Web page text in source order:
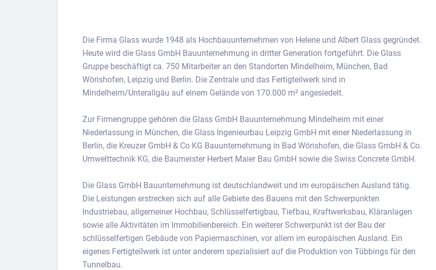
Die Firma Glass wurde 1948 als Hochbauunternehmen von Helene und Albert Glass gegründet.
Heute wird die Glass GmbH Bauunternehmung in dritter Generation fortgeführt. Die Glass
Gruppe beschäftigt ca. 750 Mitarbeiter an den Standorten Mindelheim, München, Bad
Wörishofen, Leipzig und Berlin. Die Zentrale und das Fertigteilwerk sind in
Mindelheim/Unterallgäu auf einem Gelände von 170.000 m² angesiedelt.
Zur Firmengruppe gehören die Glass GmbH Bauunternehmung Mindelheim mit einer
Niederlassung in München, die Glass Ingenieurbau Leipzig GmbH mit einer Niederlassung in
Berlin, die Kreuzer GmbH & Co KG Bauunternehmung in Bad Wörishofen, die Glass GmbH & Co.
Umwelttechnik KG, die Baumeister Herbert Maier Bau GmbH sowie die Swiss Concrete GmbH.
Die Glass GmbH Bauunternehmung ist deutschlandweit und im europäischen Ausland tätig.
Die Leistungen erstrecken sich auf alle Gebiete des Bauens mit den Schwerpunkten
Industriebau, allgemeiner Hochbau, Schlüsselfertigbau, Tiefbau, Kraftwerksbau, Kläranlagen
sowie alle Aktivitäten im Immobilienbereich. Ein weiterer Schwerpunkt ist der Bau der
schlüsselfertigen Gebäude von Papiermaschinen, vor allem im europäischen Ausland. Ein
eigenes Fertigteilwerk ist unter anderem spezialisiert auf die Produktion von Tübbings für den
Tunnelbau.